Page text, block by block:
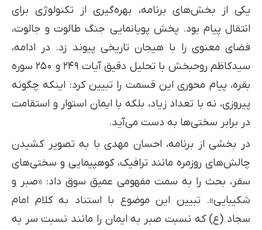
یکی از بخش‌های برنامه، بهره‌گیری از تکنولوژی برای
انتقال پیام بود. پخش پویانمایی جنگ طالوت و جالوت،
فضای معنوی را با هیجان تاریخی پیوند زد. در ادامه،
سیدکاظم روحبخش با تحلیل دقیق آیات ۲۴۹ و ۲۵۰ سوره
بقره، پیام محوری این قسمت را تبیین کرد: اینکه چگونه
پیروزی، نه با تعداد زیاد، بلکه با ایمان استوار و استقامت
در برابر سختی‌ها به دست می‌آید.
در بخشی از برنامه، احسان مهدی با به تصویر کشیدن
چالش‌های روزمره مانند ترافیک، کوهپیمایی و سختی‌های
سفر، بحث را به سمت مفهومی عمیق سوق داد: «صبر و
شکیبایی». تبیین این موضوع با استناد به کلام امام
سجاد (ع) که نسبت صبر به ایمان را مانند نسبت سر به